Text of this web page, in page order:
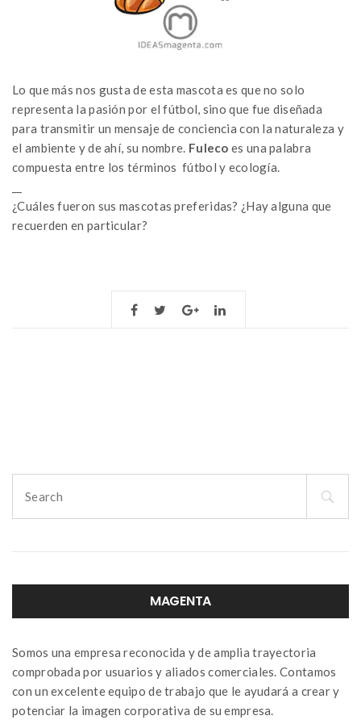
Lo que más nos gusta de esta mascota es que no solo
representa la pasión por el fútbol, sino que fue diseñada
para transmitir un mensaje de conciencia con la naturaleza y
el ambiente y de ahí, su nombre. Fuleco es una palabra
compuesta entre los términos fútbol y ecología.
¿Cuáles fueron sus mascotas preferidas? ¿Hay alguna que
recuerden en particular?
for:
MAGENTA
Somos una empresa reconocida y de amplia trayectoria
comprobada por usuarios y aliados comerciales. Contamos
con un excelente equipo de trabajo que le ayudará a crear y
potenciar la imagen corporativa de su empresa.